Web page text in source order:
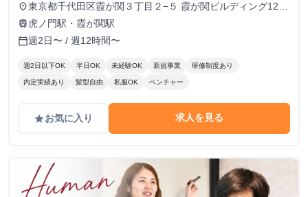
place東京都千代田区霞が関３丁目２−５ 霞が関ビルディング12
階・30階・36階
train 虎ノ門駅・霞が関駅
calendar_today週2日〜 / 週12時間〜
週2日以下OK 半日OK 未経験OK 新規事業 研修制度あり
内定実績あり 髪型自由 私服OK ベンチャー
gradeお気に入り 求人を見る